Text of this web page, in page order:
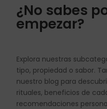
¿No sabes
empezar?
Explora nuestras
tipo, propiedad o sabor.
nuestro blog para
rituales, beneficios de
recomendaciones